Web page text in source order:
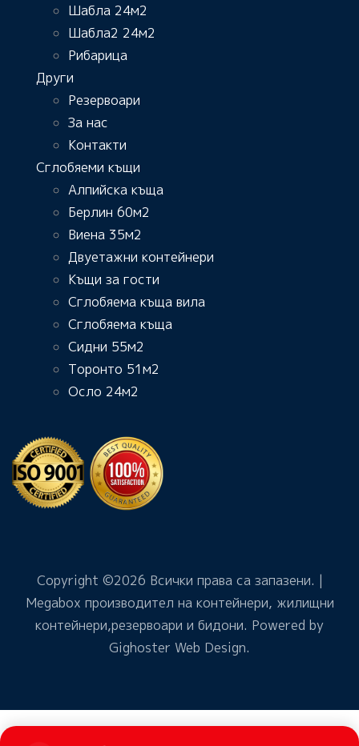
Шабла 24м2
Шабла2 24м2
Рибарица
Други
Резервоари
За нас
Контакти
Сглобяеми къщи
Алпийска къща
Берлин 60м2
Виена 35м2
Двуетажни контейнери
Къщи за гости
Сглобяема къща вила
Сглобяема къща
Сидни 55м2
Торонто 51м2
Осло 24м2
Copyright ©2026 Всички права са запазени. |
Megabox производител на контейнери, жилищни
контейнери,резервоари и бидони. Powered by
Gighoster Web Design.